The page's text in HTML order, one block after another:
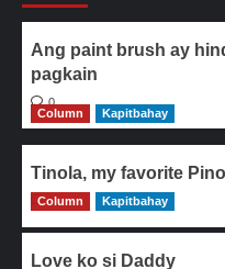
Ang paint brush ay
pagkain
0
Column
Kapitbahay
Tinola, my favorite
0
Column Kapitbahay
Love ko si Daddy